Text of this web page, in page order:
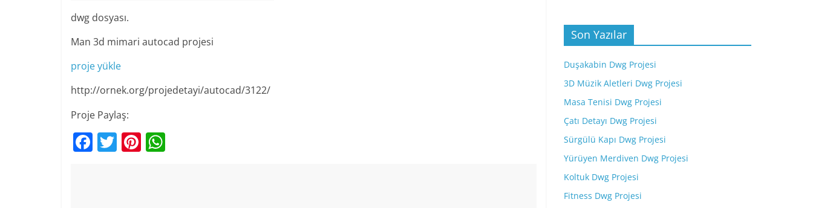
dwg dosyası.
Man 3d mimari autocad projesi
proje yükle
http://ornek.org/projedetayi/autocad/3122/
Proje Paylaş:
F T Pi
Son Yazılar
Duşakabin Dwg Projesi
3D Müzik Aletleri Dwg Projesi
Masa Tenisi Dwg Projesi
Çatı Detayı Dwg Projesi
Sürgülü Kapı Dwg Projesi
Yürüyen Merdiven Dwg Projesi
Koltuk Dwg Projesi
Fitness Dwg Projesi